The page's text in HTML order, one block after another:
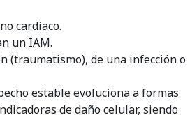
cardiaco.
un IAM.
(traumatismo), de una infección o
estable evoluciona a formas
de daño celular, siendo